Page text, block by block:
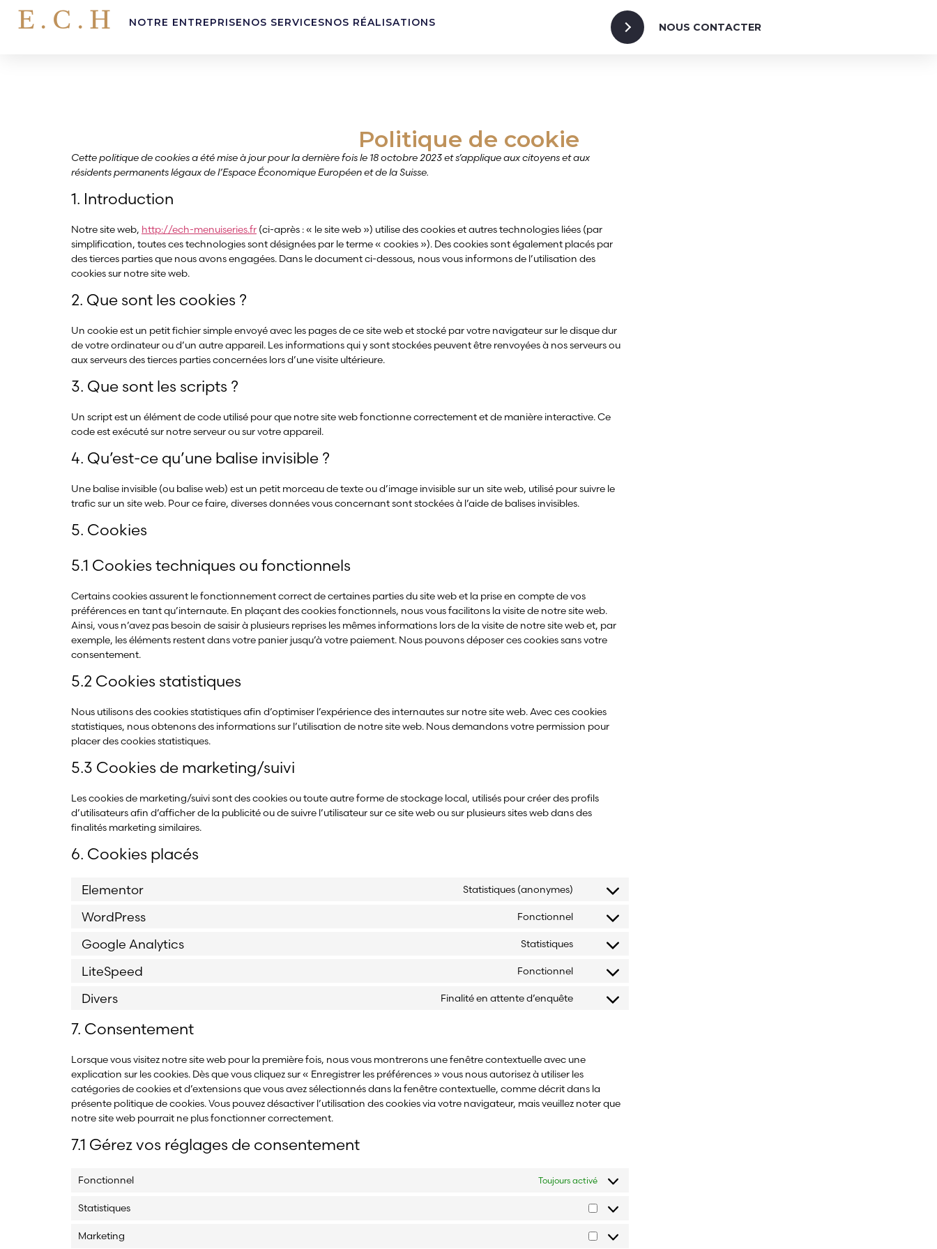
E.C.H NOTRE ENTREPRISENOS SERVICESNOS RÉALISATIONS NOUS CONTACTER
Politique de cookie
Cette politique de cookies a été mise à jour pour la dernière fois le 18 octobre 2023 et s’applique aux citoyens et aux
résidents permanents légaux de l’Espace Économique Européen et de la Suisse.
1. Introduction
Notre site web, http://ech-menuiseries.fr (ci-après : « le site web ») utilise des cookies et autres technologies liées (par
simplification, toutes ces technologies sont désignées par le terme « cookies »). Des cookies sont également placés par
des tierces parties que nous avons engagées. Dans le document ci-dessous, nous vous informons de l’utilisation des
cookies sur notre site web.
2. Que sont les cookies ?
Un cookie est un petit fichier simple envoyé avec les pages de ce site web et stocké par votre navigateur sur le disque dur
de votre ordinateur ou d’un autre appareil. Les informations qui y sont stockées peuvent être renvoyées à nos serveurs ou
aux serveurs des tierces parties concernées lors d’une visite ultérieure.
3. Que sont les scripts ?
Un script est un élément de code utilisé pour que notre site web fonctionne correctement et de manière interactive. Ce
code est exécuté sur notre serveur ou sur votre appareil.
4. Qu’est-ce qu’une balise invisible ?
Une balise invisible (ou balise web) est un petit morceau de texte ou d’image invisible sur un site web, utilisé pour suivre le
trafic sur un site web. Pour ce faire, diverses données vous concernant sont stockées à l’aide de balises invisibles.
5. Cookies
5.1 Cookies techniques ou fonctionnels
Certains cookies assurent le fonctionnement correct de certaines parties du site web et la prise en compte de vos
préférences en tant qu’internaute. En plaçant des cookies fonctionnels, nous vous facilitons la visite de notre site web.
Ainsi, vous n’avez pas besoin de saisir à plusieurs reprises les mêmes informations lors de la visite de notre site web et, par
exemple, les éléments restent dans votre panier jusqu’à votre paiement. Nous pouvons déposer ces cookies sans votre
consentement.
5.2 Cookies statistiques
Nous utilisons des cookies statistiques afin d’optimiser l’expérience des internautes sur notre site web. Avec ces cookies
statistiques, nous obtenons des informations sur l’utilisation de notre site web. Nous demandons votre permission pour
placer des cookies statistiques.
5.3 Cookies de marketing/suivi
Les cookies de marketing/suivi sont des cookies ou toute autre forme de stockage local, utilisés pour créer des profils
d’utilisateurs afin d’afficher de la publicité ou de suivre l’utilisateur sur ce site web ou sur plusieurs sites web dans des
finalités marketing similaires.
6. Cookies placés
Elementor Statistiques (anonymes)
WordPress Fonctionnel
Google Analytics Statistiques
LiteSpeed Fonctionnel
Divers Finalité en attente d’enquête
7. Consentement
Lorsque vous visitez notre site web pour la première fois, nous vous montrerons une fenêtre contextuelle avec une
explication sur les cookies. Dès que vous cliquez sur « Enregistrer les préférences » vous nous autorisez à utiliser les
catégories de cookies et d’extensions que vous avez sélectionnés dans la fenêtre contextuelle, comme décrit dans la
présente politique de cookies. Vous pouvez désactiver l’utilisation des cookies via votre navigateur, mais veuillez noter que
notre site web pourrait ne plus fonctionner correctement.
7.1 Gérez vos réglages de consentement
Fonctionnel Toujours activé
Statistiques
Marketing